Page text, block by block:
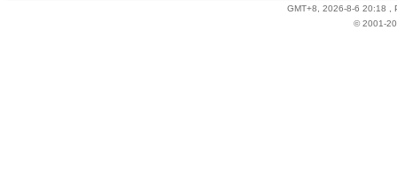
GMT+8, 2026-8-6 20:18
© 2001-